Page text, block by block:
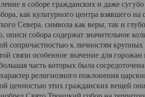
в соборе гражданских и даже сугубо
как культурного центра взявшего
Севера, символа как веры, так и
описи собора содержат значительное
сопричастностью к личностям
связи особенное значение для
часть которых была
религиозного поклонения
ценностью этих гражданских вещей